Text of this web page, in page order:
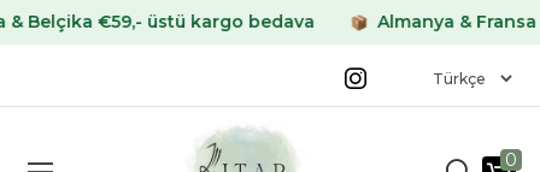
€59,- üstü kargo bedava Almanya & Fransa
0